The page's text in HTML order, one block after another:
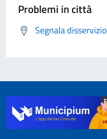
Problemi in città
Segnala disservizio